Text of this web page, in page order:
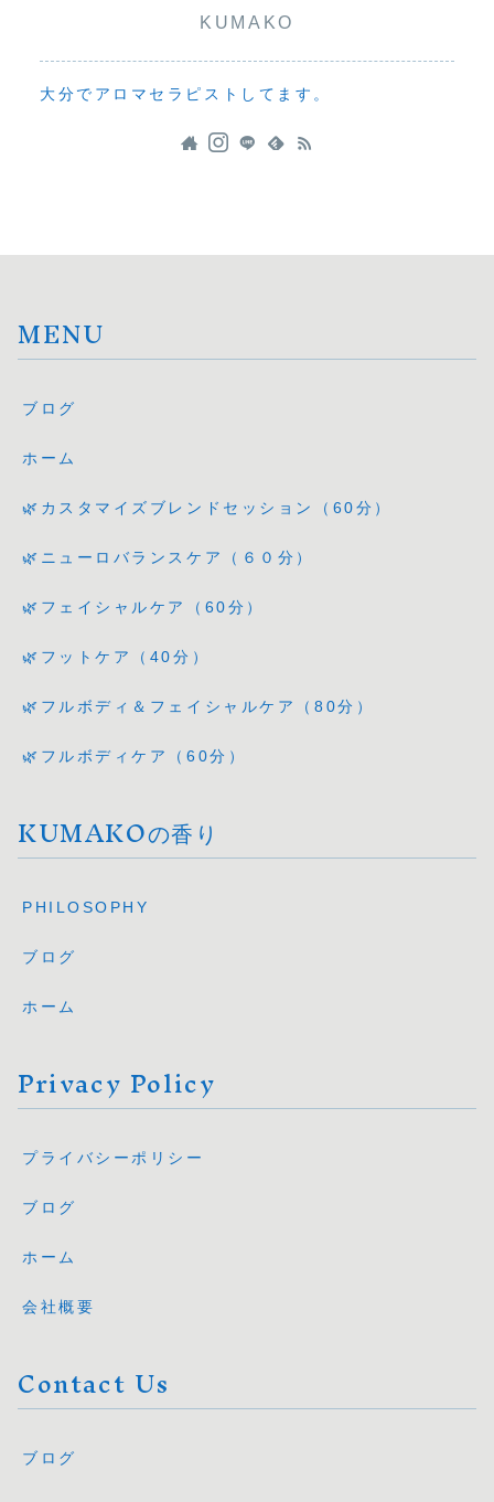
KUMAKO
大分でアロマセラピストしてます。
MENU
ブログ
ホーム
🌿カスタマイズブレンドセッション（60分）
🌿ニューロバランスケア（６０分）
🌿フェイシャルケア（60分）
🌿フットケア（40分）
🌿フルボディ＆フェイシャルケア（80分）
🌿フルボディケア（60分）
KUMAKOの香り
PHILOSOPHY
ブログ
ホーム
Privacy Policy
プライバシーポリシー
ブログ
ホーム
会社概要
Contact Us
ブログ